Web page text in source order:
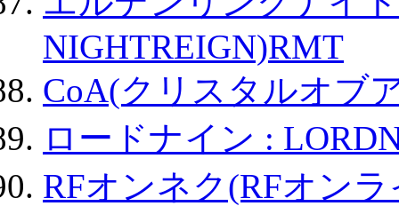
NIGHTREIGN)RMT
CoA(クリスタルオブ
ロードナイン :
RFオンネク(RFオン